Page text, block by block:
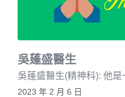
吳蓬盛醫生
吳蓬盛醫生(精神科): 他是
2023 年 2 月 6 日